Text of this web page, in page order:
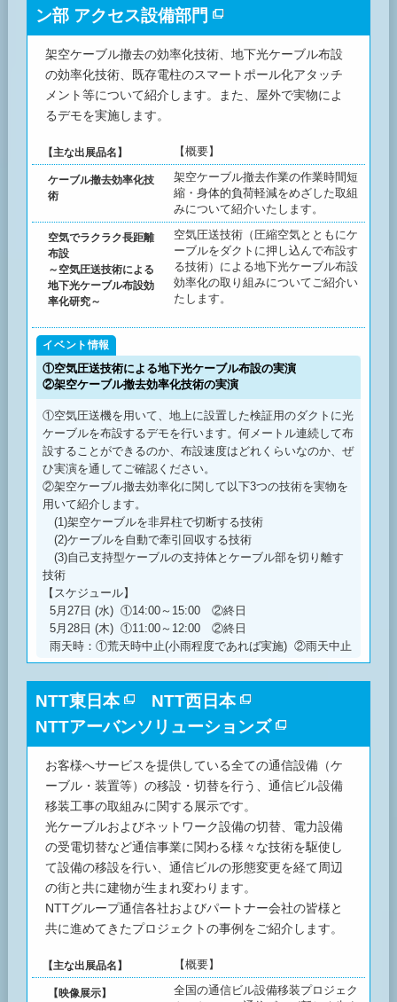
ン部 アクセス設備部門
架空ケーブル撤去の効率化技術、地下光ケーブル布設
の効率化技術、既存電柱のスマートポール化アタッチ
メント等について紹介します。また、屋外で実物によ
るデモを実施します。
【主な出展品名】 【概要】
ケーブル撤去効率化技
術
架空ケーブル撤去作業の作業時間短
縮・身体的負荷軽減をめざした取組
みについて紹介いたします。
空気でラクラク長距離
布設
～空気圧送技術による
地下光ケーブル布設効
率化研究～
空気圧送技術（圧縮空気とともにケ
ーブルをダクトに押し込んで布設す
る技術）による地下光ケーブル布設
効率化の取り組みについてご紹介い
たします。
①空気圧送技術による地下光ケーブル布設の実演
②架空ケーブル撤去効率化技術の実演
①空気圧送機を用いて、地上に設置した検証用のダクトに光
ケーブルを布設するデモを行います。何メートル連続して布
設することができるのか、布設速度はどれくらいなのか、ぜ
ひ実演を通してご確認ください。
②架空ケーブル撤去効率化に関して以下3つの技術を実物を
用いて紹介します。
(1)架空ケーブルを非昇柱で切断する技術
(2)ケーブルを自動で牽引回収する技術
(3)自己支持型ケーブルの支持体とケーブル部を切り離す
技術
【スケジュール】
5月27日 (水) ①14:00～15:00 ②終日
5月28日 (木) ①11:00～12:00 ②終日
雨天時：①荒天時中止(小雨程度であれば実施) ②雨天中止
NTT東日本
NTT西日本
NTTアーバンソリューションズ
お客様へサービスを提供している全ての通信設備（ケ
ーブル・装置等）の移設・切替を行う、通信ビル設備
移装工事の取組みに関する展示です。
光ケーブルおよびネットワーク設備の切替、電力設備
の受電切替など通信事業に関わる様々な技術を駆使し
て設備の移設を行い、通信ビルの形態変更を経て周辺
の街と共に建物が生まれ変わります。
NTTグループ通信各社およびパートナー会社の皆様と
共に進めてきたプロジェクトの事例をご紹介します。
【主な出展品名】 【概要】
【映像展示】
全国の通信ビル設備移装プロジェク